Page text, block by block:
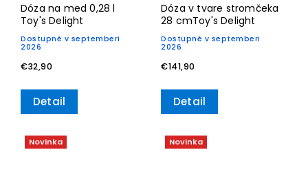
Dóza na med 0,28 l
Toy's Delight
Dostupné v septemberi
2026
€32,90
Detail
Dóza v tvare stromčeka
28 cmToy's Delight
Dostupné v septemberi
2026
€141,90
Detail
Novinka Novinka